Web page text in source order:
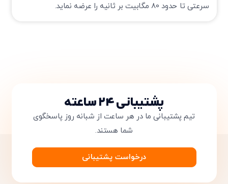
سرعتی تا حدود 80 مگابیت بر ثانیه را عرضه نماید.
پشتیبانی ۲۴ ساعته
تیم پشتیبانی ما در هر ساعت از شبانه روز پاسخگوی
شما هستند.
درخواست پشتیبانی
دریافت مجدد کد: 00:59
تایید کد